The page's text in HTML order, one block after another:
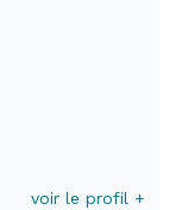
voir le profil +